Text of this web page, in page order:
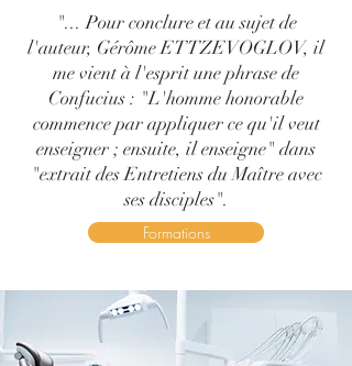
"... Pour conclure et au sujet de
l'auteur, Gérôme ETTZEVOGLOV, il
me vient à l'esprit une phrase de
Confucius : "L'homme honorable
commence par appliquer ce qu'il veut
enseigner ; ensuite, il enseigne" dans
"extrait des Entretiens du Maître avec
ses disciples".
Formations